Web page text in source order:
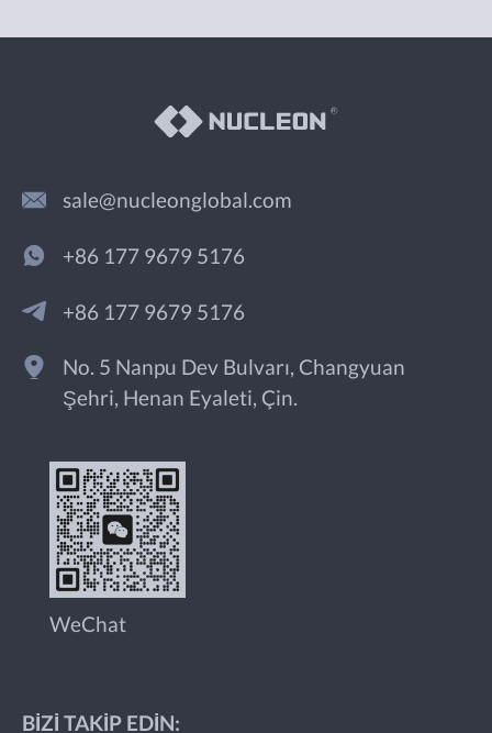
sale@nucleonglobal.com
+86 177 9679 5176
+86 177 9679 5176
No. 5 Nanpu Dev Bulvarı, Changyuan
Şehri, Henan Eyaleti, Çin.
WeChat
BIZI TAKIP EDIN: